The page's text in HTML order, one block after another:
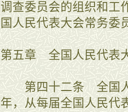
调查委员会的组织和工
国人民代表大会常务委
第五章 全国人民代表
第四十二条 全国人
年，从每届全国人民代